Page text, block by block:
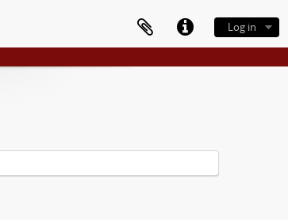
Log in